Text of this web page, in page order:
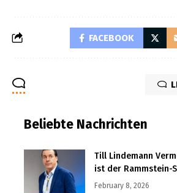
FACEBOOK
Beliebte Nachrichten
Till Lindemann
ist der Rammstein-
February 8, 2026